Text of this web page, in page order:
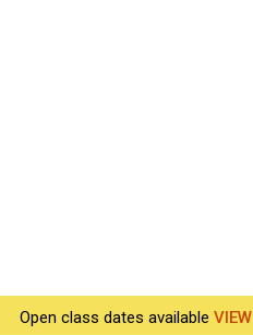
Open class dates available